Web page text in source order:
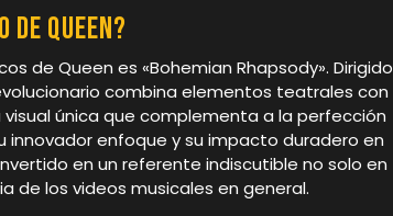
Queen?
de Queen es «Bohemian Rhapsody». Dirigido
combina elementos teatrales con
única que complementa a la perfección
innovador enfoque y su impacto duradero en
en un referente indiscutible no solo en
de los videos musicales en general.